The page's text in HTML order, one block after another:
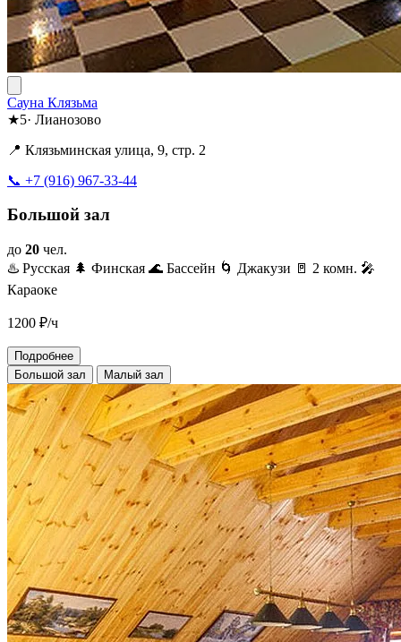
Сауна Клязьма
★5· Лианозово
📍 Клязьминская улица, 9, стр. 2
📞 +7 (916) 967-33-44
Большой зал
до 20 чел.
♨️ Русская 🌲 Финская 🌊 Бассейн 🌀 Джакузи 🚪 2 комн. 🎤
Караоке
1200 ₽/ч
Подробнее
Большой зал
Малый зал